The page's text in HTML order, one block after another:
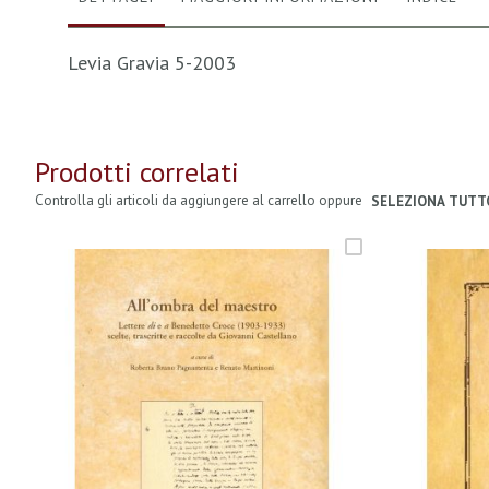
Levia Gravia 5-2003
Prodotti correlati
Controlla gli articoli da aggiungere al carrello oppure SELEZIONA